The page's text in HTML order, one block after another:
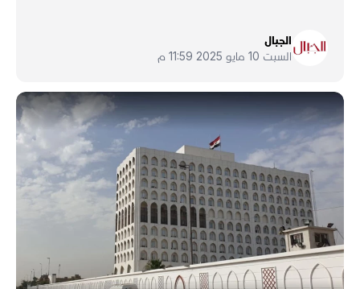
الجبال
السبت 10 مايو 2025 11:59 م